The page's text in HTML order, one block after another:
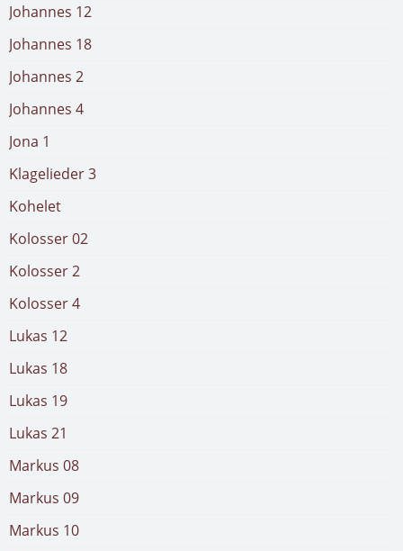
Johannes 12
Johannes 18
Johannes 2
Johannes 4
Jona 1
Klagelieder 3
Kohelet
Kolosser 02
Kolosser 2
Kolosser 4
Lukas 12
Lukas 18
Lukas 19
Lukas 21
Markus 08
Markus 09
Markus 10